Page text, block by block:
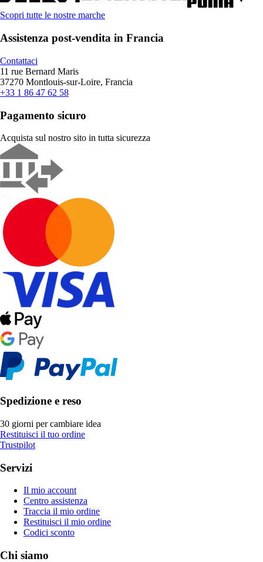
Scopri tutte le nostre marche
Assistenza post-vendita in Francia
Contattaci
11 rue Bernard Maris
37270 Montlouis-sur-Loire, Francia
+33 1 86 47 62 58
Pagamento sicuro
Acquista sul nostro sito in tutta sicurezza
Spedizione e reso
30 giorni per cambiare idea
Restituisci il tuo ordine
Trustpilot
Servizi
Il mio account
Centro assistenza
Traccia il mio ordine
Restituisci il mio ordine
Codici sconto
Chi siamo